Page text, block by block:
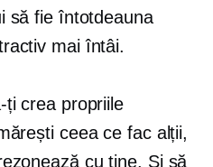
să fie întotdeauna
mai întâi.
ți crea propriile
ceea ce fac alții,
cu tine. Și să